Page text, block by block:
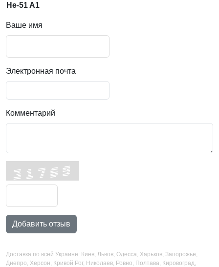
He-51 A1
Ваше имя
Электронная почта
Комментарий
Добавить отзыв
Доставка по всей Украине: Киев, Львов, Одесса, Харьков, Запорожье,
Днепро, Херсон, Кривой Рог, Николаев, Ровно, Полтава, Кировоград,